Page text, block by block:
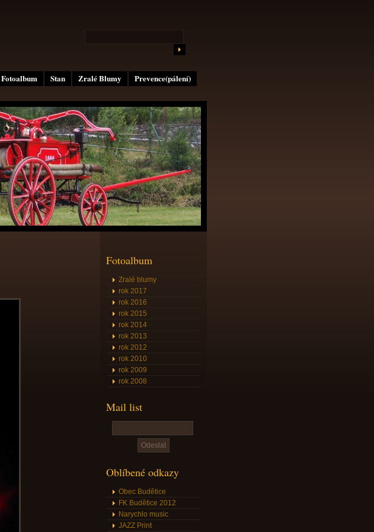
Fotoalbum Stan Zralé Blumy
Prevence(pálení)
Fotoalbum
Zralé blumy
rok 2017
rok 2016
rok 2015
rok 2014
rok 2013
rok 2012
rok 2010
rok 2009
rok 2008
Mail list
Oblíbené odkazy
Obec Budětice
FK Budětice 2012
Narychlo music
JAZZ Print